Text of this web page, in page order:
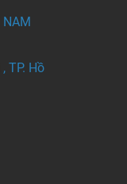
NAM
TP. Hồ